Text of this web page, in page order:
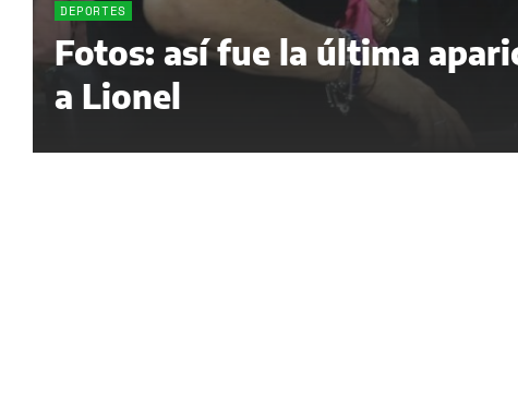
DEPORTES
Fotos: así fue la última
a Lionel